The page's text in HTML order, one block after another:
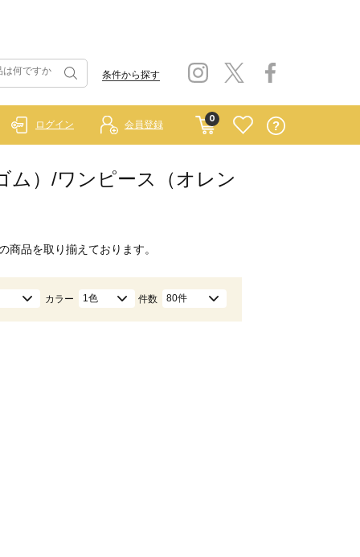
条件から探す
0
ログイン 会員登録
ム）/ワンピース（オレン
商品を取り揃えております。
カラー 1色 件数 80件